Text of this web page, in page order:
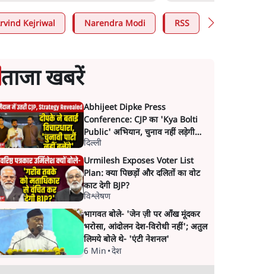
Kejriwal Narendra Modi RSS
ताजा खबरें
Abhijeet Dipke Press
Conference: CJP का 'Kya Bolti
Public' अभियान, चुनाव नहीं लड़ेगी
CJP!
दिल्ली
Urmilesh Exposes Voter List
Plan: क्या पिछड़ों और दलितों का वोट
काट देगी BJP?
विश्लेषण
भागवत बोले- 'जेन ज़ी पर आँख मूंदकर
भरोसा, आंदोलन देश-विरोधी नहीं'; अतुल
लिमये बोले थे- 'एंटी नेशनल'
6 Min •देश